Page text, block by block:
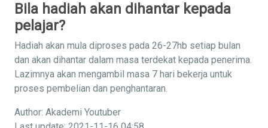
Bila hadiah akan dihantar kepada
pelajar?
Hadiah akan mula diproses pada 26-27hb setiap bulan
dan akan dihantar dalam masa terdekat kepada penerima.
Lazimnya akan mengambil masa 7 hari bekerja untuk
proses pembelian dan penghantaran.
Author: Akademi Youtuber